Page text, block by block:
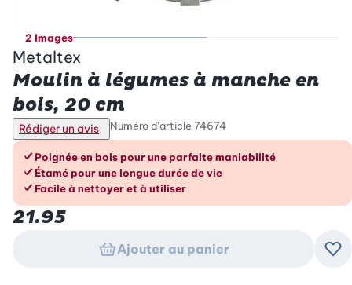
2 Images
Metaltex
Moulin à légumes à manche en
bois, 20 cm
Rédiger un avis Numéro d’article 74674
Les avantages en un coup d’œil
Poignée en bois pour une parfaite maniabilité
Étamé pour une longue durée de vie
Facile à nettoyer et à utiliser
21.95
Ajouter au panier